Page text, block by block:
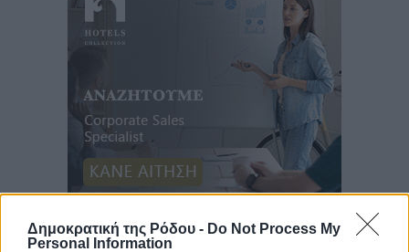
Δημοκρατική της Ρόδου - Do Not Process My
Personal Information